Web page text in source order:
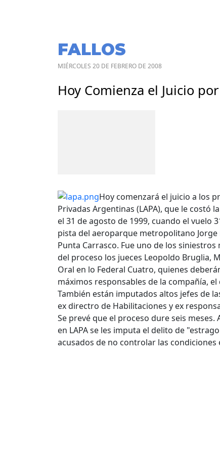
FALLOS
MIÉRCOLES 20 DE FEBRERO DE 2008
Hoy Comienza el Juicio
Hoy comenzará el juicio a los
Privadas Argentinas (LAPA), que le costó
el 31 de agosto de 1999, cuando el vuelo
pista del aeroparque metropolitano
Punta Carrasco. Fue uno de los
del proceso los jueces Leopoldo Bruglia,
Oral en lo Federal Cuatro, quienes
máximos responsables de la compañía,
También están imputados altos jefes de
ex directro de Habilitaciones y ex
Se prevé que el proceso dure seis
en LAPA se les imputa el delito de
acusados de no controlar las